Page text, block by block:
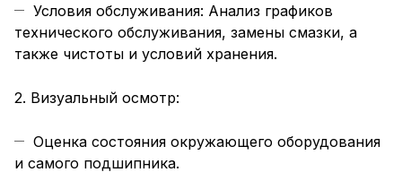
Условия обслуживания: Анализ графиков
технического обслуживания, замены смазки, а
также чистоты и условий хранения.
2. Визуальный осмотр:
Оценка состояния окружающего оборудования
и самого подшипника.